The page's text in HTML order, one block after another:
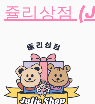
쥴리상점